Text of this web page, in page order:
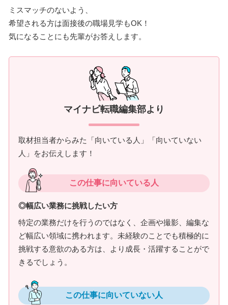
ミスマッチのないよう、
希望される方は面接後の職場見学もOK！
気になることにも先輩がお答えします。
マイナビ転職編集部より
取材担当者からみた「向いている人」「向いていない
人」をお伝えします！
この仕事に向いている人
◎幅広い業務に挑戦したい方
特定の業務だけを行うのではなく、企画や撮影、編集な
ど幅広い領域に携われます。未経験のことでも積極的に
挑戦する意欲のある方は、より成長・活躍することがで
きるでしょう。
この仕事に向いていない人